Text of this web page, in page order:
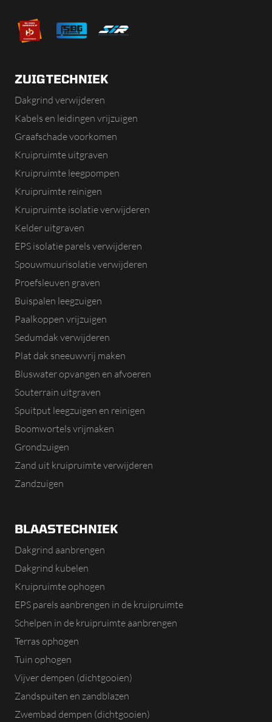
ZUIGTECHNIEK
Dakgrind verwijderen
Kabels en leidingen vrijzuigen
Graafschade voorkomen
Kruipruimte uitgraven
Kruipruimte leegpompen
Kruipruimte reinigen
Kruipruimte isolatie verwijderen
Kelder uitgraven
EPS isolatie parels verwijderen
Spouwmuurisolatie verwijderen
Proefsleuven graven
Buispalen leegzuigen
Paalkoppen vrijzuigen
Sedumdak verwijderen
Plat dak sneeuwvrij maken
Bluswater opvangen en afvoeren
Souterrain uitgraven
Spuitput leegzuigen en reinigen
Boomwortels vrijmaken
Grondzuigen
Zand uit kruipruimte verwijderen
Zandzuigen
BLAASTECHNIEK
Dakgrind aanbrengen
Dakgrind kubelen
Kruipruimte ophogen
EPS parels aanbrengen in de kruipruimte
Schelpen in de kruipruimte aanbrengen
Terras ophogen
Tuin ophogen
Vijver dempen (dichtgooien)
Zandspuiten en zandblazen
Zwembad dempen (dichtgooien)